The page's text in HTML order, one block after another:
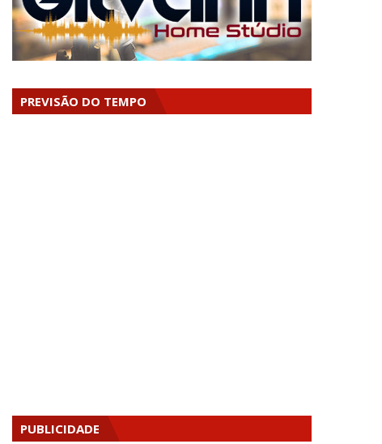
PREVISÃO DO TEMPO
PUBLICIDADE